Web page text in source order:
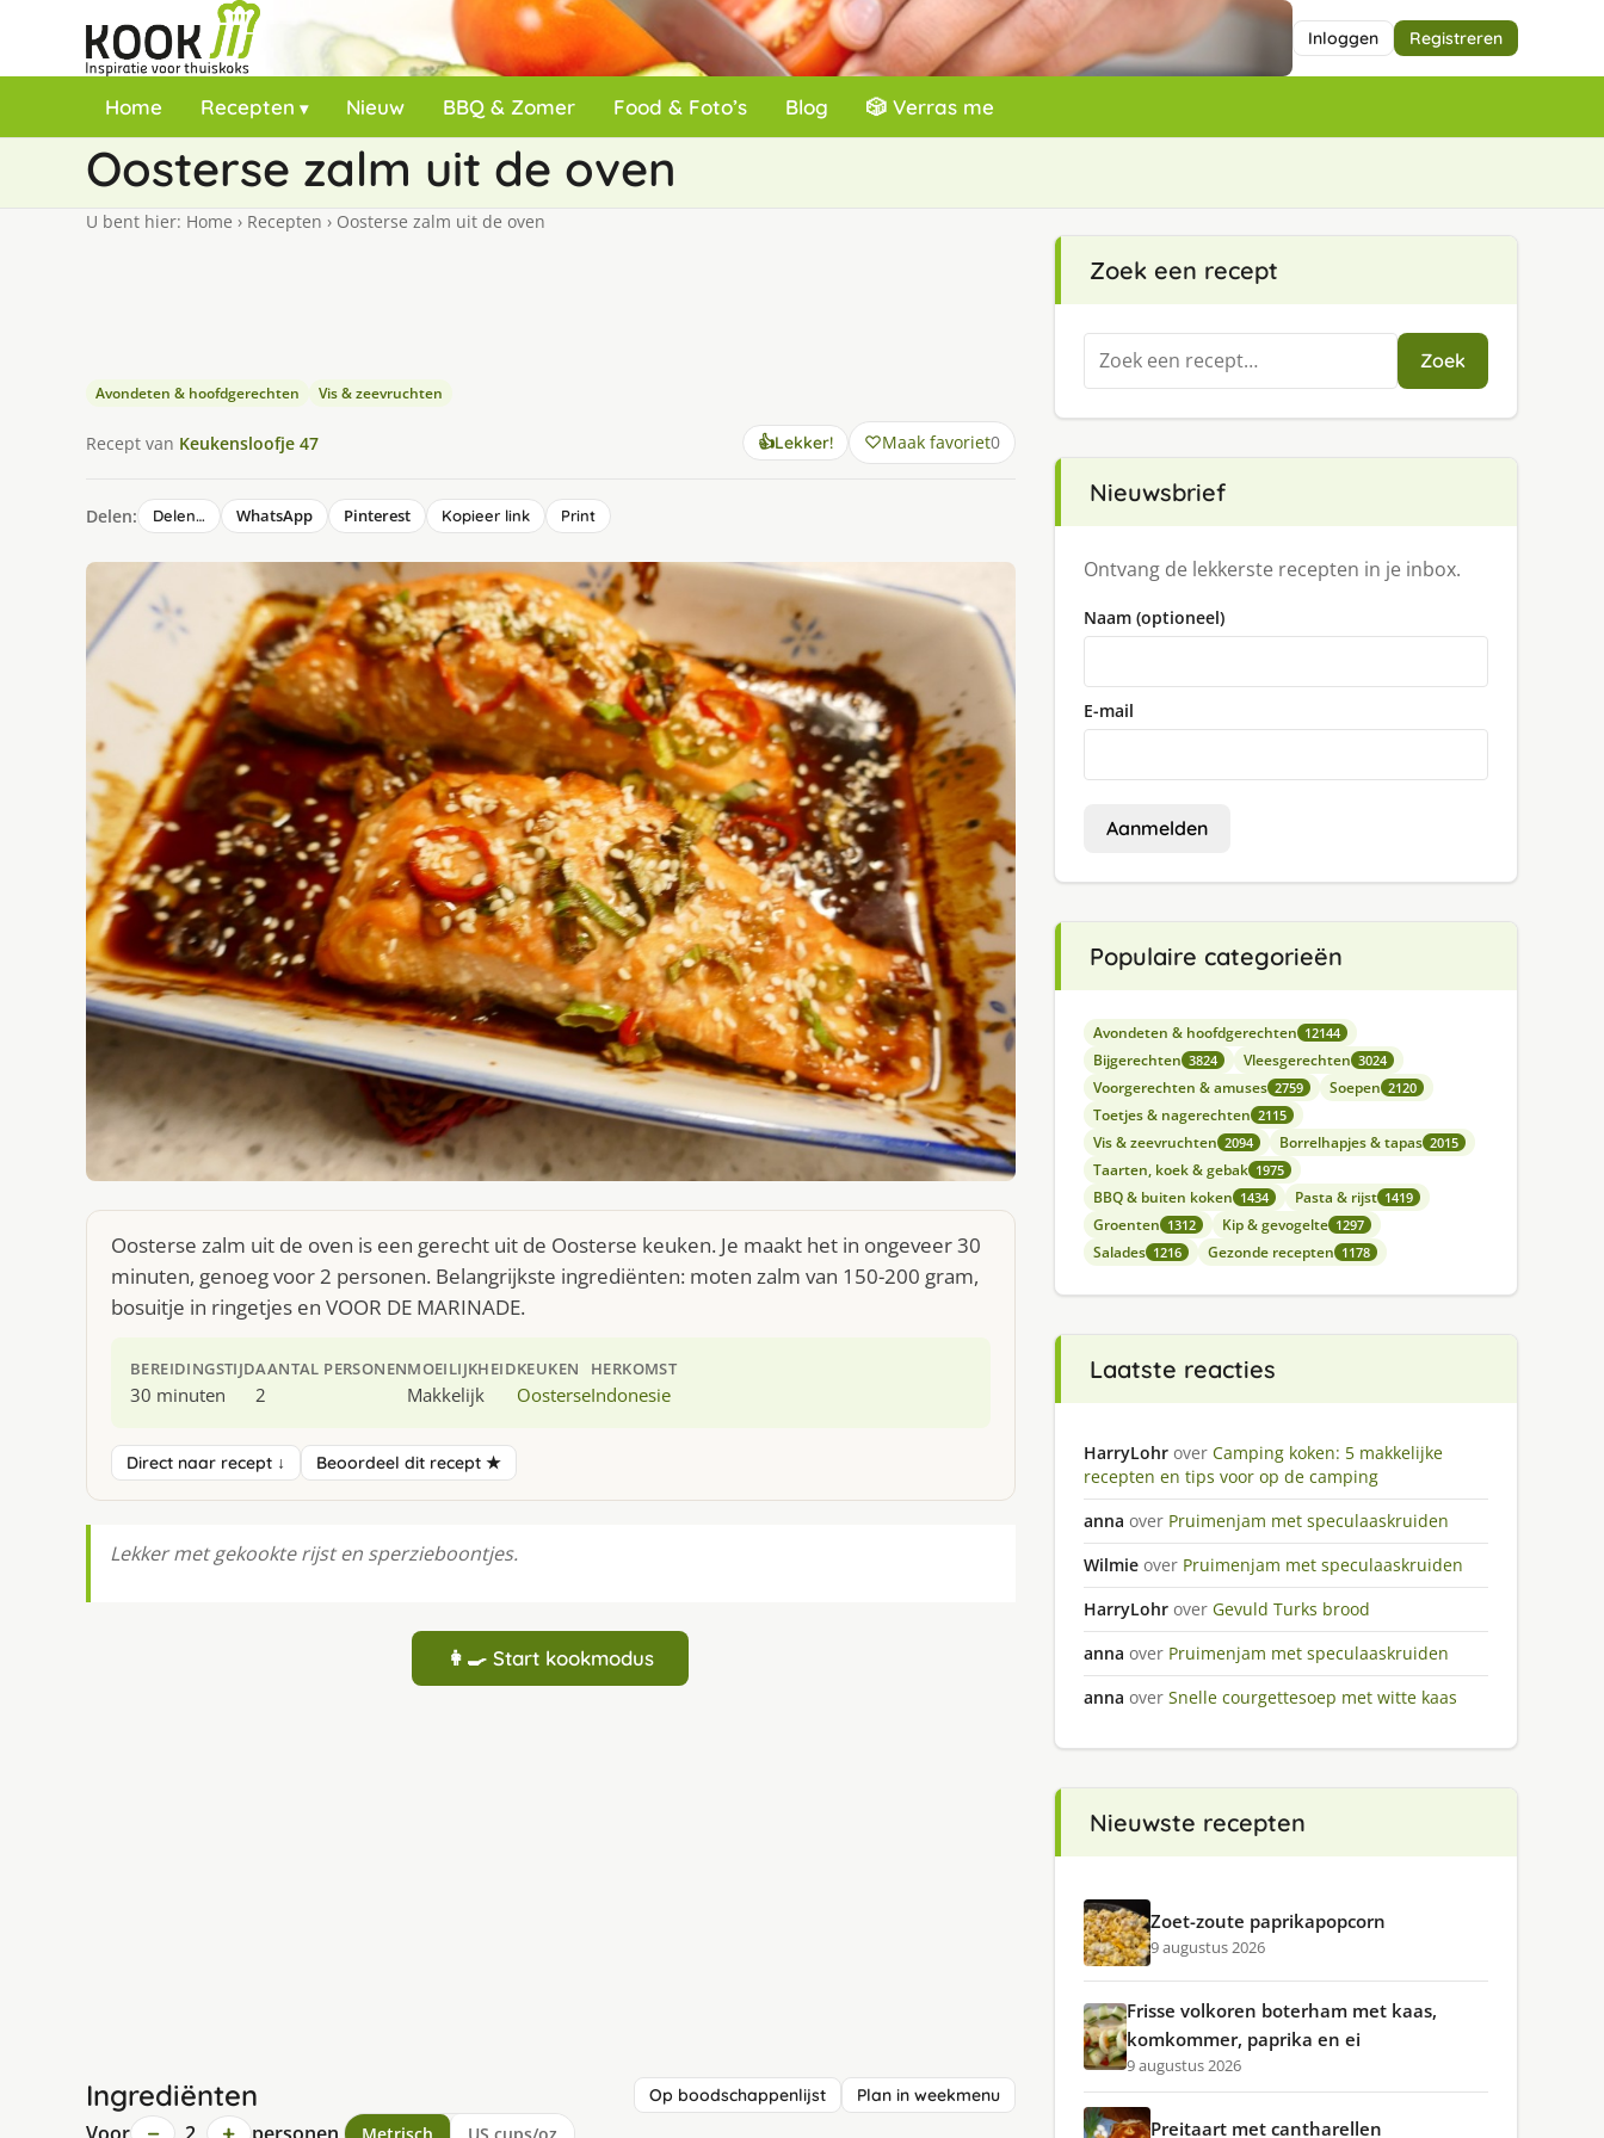
Inloggen Registreren
Home Recepten Nieuw BBQ & Zomer Food & Foto’s Blog 🎲 Verras me
Oosterse zalm uit de oven
U bent hier: Home › Recepten › Oosterse zalm uit de oven
Avondeten & hoofdgerechten Vis & zeevruchten
Recept van Keukensloofje 47 👍Lekker! Maak favoriet0
Delen: Delen… WhatsApp Pinterest Kopieer link Print
Oosterse zalm uit de oven is een gerecht uit de Oosterse keuken. Je maakt het in ongeveer 30
minuten, genoeg voor 2 personen. Belangrijkste ingrediënten: moten zalm van 150-200 gram,
bosuitje in ringetjes en VOOR DE MARINADE.
BEREIDINGSTIJD
30 minuten
AANTAL PERSONEN
2
MOEILIJKHEID
Makkelijk
KEUKEN
Oosterse
HERKOMST
Indonesie
Direct naar recept ↓ Beoordeel dit recept ★
Lekker met gekookte rijst en sperzieboontjes.
👩‍🍳 Start kookmodus
Ingrediënten Op boodschappenlijst Plan in weekmenu
Zoek een recept
Zoeken
naar:
Zoek
Nieuwsbrief
Ontvang de lekkerste recepten in je inbox.
Naam (optioneel)
E-mail
Aanmelden
Populaire categorieën
Avondeten & hoofdgerechten 12144
Bijgerechten 3824 Vleesgerechten 3024
Voorgerechten & amuses 2759 Soepen 2120
Toetjes & nagerechten 2115
Vis & zeevruchten 2094 Borrelhapjes & tapas 2015
Taarten, koek & gebak 1975
BBQ & buiten koken 1434 Pasta & rijst 1419
Groenten 1312 Kip & gevogelte 1297
Salades 1216 Gezonde recepten 1178
Laatste reacties
HarryLohr over Camping koken: 5 makkelijke
recepten en tips voor op de camping
anna over Pruimenjam met speculaaskruiden
Wilmie over Pruimenjam met speculaaskruiden
HarryLohr over Gevuld Turks brood
anna over Pruimenjam met speculaaskruiden
anna over Snelle courgettesoep met witte kaas
Nieuwste recepten
Zoet-zoute paprikapopcorn
9 augustus 2026
Frisse volkoren boterham met kaas,
komkommer, paprika en ei
9 augustus 2026
Preitaart met cantharellen